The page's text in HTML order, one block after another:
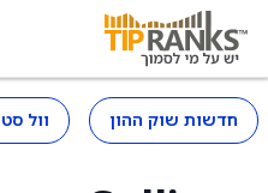
חדשות שוק ההון וול